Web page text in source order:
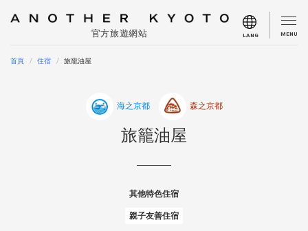
官方旅遊網站 LANG MENU
首頁 住宿 旅籠油屋
海之京都 森之京都
旅籠油屋
其他特色住宿
親子友善住宿